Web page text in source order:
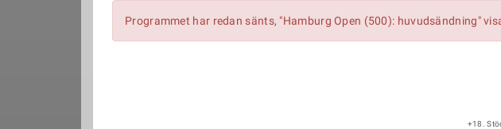
Programmet har redan sänts, "Hamburg Open (500): huvudsändning"
+18.